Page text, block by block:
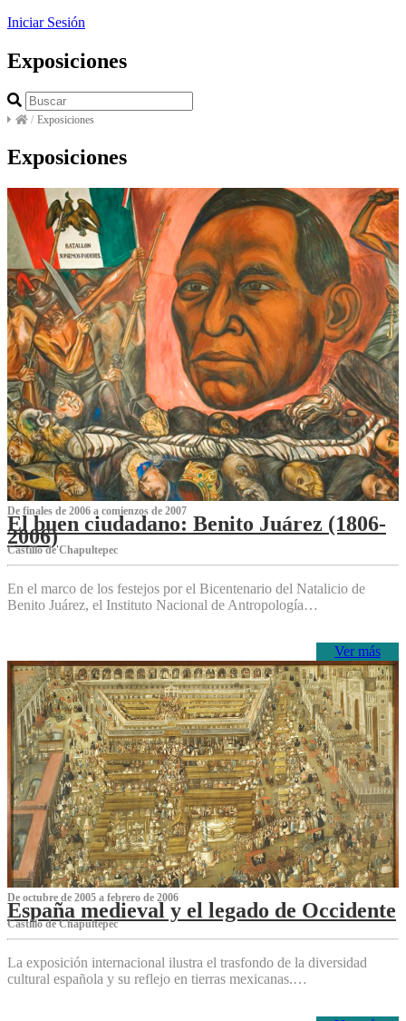
Iniciar Sesión
Exposiciones
/ Exposiciones
Exposiciones
De finales de 2006 a comienzos de 2007
El buen ciudadano: Benito Juárez (1806-
2006)
Castillo de Chapultepec
En el marco de los festejos por el Bicentenario del Natalicio de
Benito Juárez, el Instituto Nacional de Antropología…
Ver más
De octubre de 2005 a febrero de 2006
España medieval y el legado de Occidente
Castillo de Chapultepec
La exposición internacional ilustra el trasfondo de la diversidad
cultural española y su reflejo en tierras mexicanas.…